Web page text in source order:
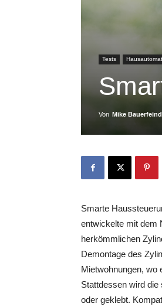
Tests
Von Mike Bauerfeind
Smarte
entwickelte mit dem
herkömmlichen
Demontage des
Mietwohnungen, wo
Stattdessen wird
oder geklebt.